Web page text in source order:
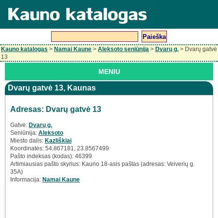
Kauno katalogas > Namai Kaune > Aleksoto seniūnija > Dvarų g. > Dvarų gatvė
13
MENIU
Dvarų gatvė 13, Kaunas
Adresas: Dvarų gatvė 13
Gatvė: Dvarų g.
Seniūnija: Aleksoto
Miesto dalis: Kazliškiai
Koordinatės: 54.867181, 23.8567499
Pašto indeksas (kodas): 46399
Artimiausias pašto skyrius: Kauno 18-asis paštas (adresas: Veiverių g.
35A)
Informacija: Namai Kaune